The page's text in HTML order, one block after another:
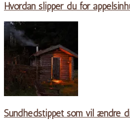
Hvordan slipper du for
Sundhedstippet som vil ændre